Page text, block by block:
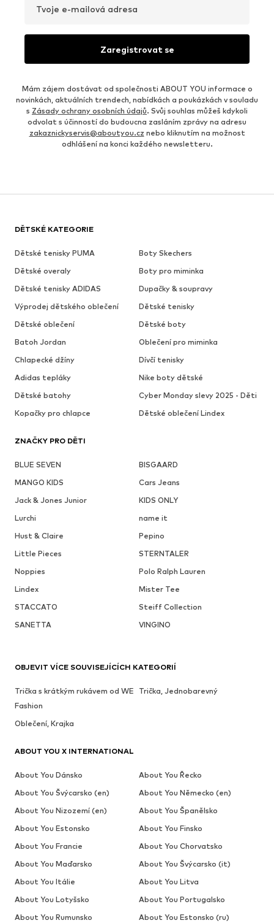
Tvoje e-mailová adresa
Zaregistrovat se
Mám zájem dostávat od společnosti ABOUT YOU informace o
novinkách, aktuálních trendech, nabídkách a poukázkách v souladu
s Zásady ochrany osobních údajů. Svůj souhlas můžeš kdykoli
odvolat s účinností do budoucna zasláním zprávy na adresu
zakaznickyservis@aboutyou.cz nebo kliknutím na možnost
odhlášení na konci každého newsletteru.
DĚTSKÉ KATEGORIE
Dětské tenisky PUMA
Boty Skechers
Dětské overaly
Boty pro miminka
Dětské tenisky ADIDAS
Dupačky & soupravy
Výprodej dětského oblečení
Dětské tenisky
Dětské oblečení
Dětské boty
Batoh Jordan
Oblečení pro miminka
Chlapecké džíny
Dívčí tenisky
Adidas tepláky
Nike boty dětské
Dětské batohy
Cyber Monday slevy 2025 - Děti
Kopačky pro chlapce
Dětské oblečení Lindex
ZNAČKY PRO DĚTI
BLUE SEVEN
BISGAARD
MANGO KIDS
Cars Jeans
Jack & Jones Junior
KIDS ONLY
Lurchi
name it
Hust & Claire
Pepino
Little Pieces
STERNTALER
Noppies
Polo Ralph Lauren
Lindex
Mister Tee
STACCATO
Steiff Collection
SANETTA
VINGINO
OBJEVIT VÍCE SOUVISEJÍCÍCH KATEGORIÍ
Trička s krátkým rukávem od WE
Fashion
Trička, Jednobarevný
Oblečení, Krajka
ABOUT YOU X INTERNATIONAL
About You Dánsko
About You Řecko
About You Švýcarsko (en)
About You Německo (en)
About You Nizozemí (en)
About You Španělsko
About You Estonsko
About You Finsko
About You Francie
About You Chorvatsko
About You Maďarsko
About You Švýcarsko (it)
About You Itálie
About You Litva
About You Lotyšsko
About You Portugalsko
About You Rumunsko
About You Estonsko (ru)